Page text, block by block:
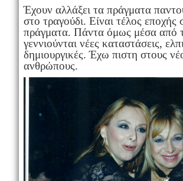
Έχουν αλλάξει τα πράγματα
στο τραγούδι. Είναι τέλος εποχής
πράγματα. Πάντα όμως μέσα από
γεννιούνται νέες καταστάσεις,
δημιουργικές. Έχω πιστη στους
ανθρώπους.